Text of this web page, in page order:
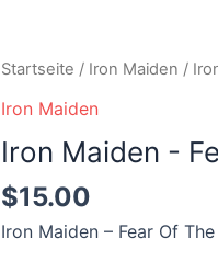
Startseite / Iron Maiden /
Iron Maiden
Iron Maiden -
$15.00
Iron Maiden – Fear Of
Iron
Maiden
Fear
Of
The
Dark